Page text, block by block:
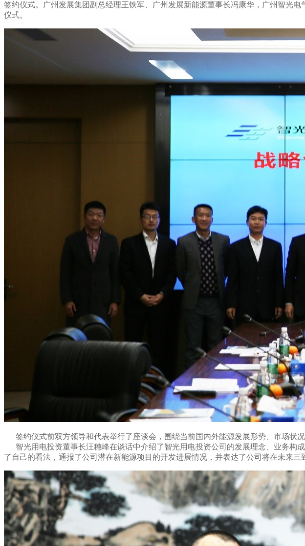
签约仪式。广州发展集团副总经理王铁军、广州发展新能源董事长冯康华，广州智光
仪式。
签约仪式前双方领导和代表举行了座谈会，围绕当前国内外能源发展形势、市场状
智光用电投资董事长汪穗峰在谈话中介绍了智光用电投资公司的发展理念、业务构
了自己的看法，通报了公司潜在新能源项目的开发进展情况，并表达了公司将在未来